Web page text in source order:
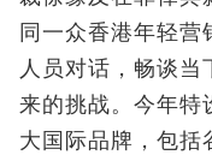
同一众香港年轻
人员对话，畅谈当
来的挑战。今年特
大国际品牌，包括